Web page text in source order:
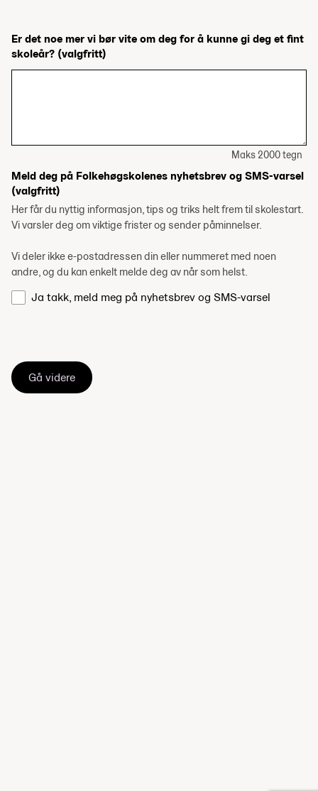
Er det noe mer vi bør vite om deg for å kunne gi deg et fint
skoleår? (valgfritt)
Maks 2000 tegn
Meld deg på Folkehøgskolenes nyhetsbrev og SMS-varsel
(valgfritt)
Her får du nyttig informasjon, tips og triks helt frem til skolestart.
Vi varsler deg om viktige frister og sender påminnelser.
Vi deler ikke e-postadressen din eller nummeret med noen
andre, og du kan enkelt melde deg av når som helst.
Ja takk, meld meg på nyhetsbrev og SMS-varsel
Gå videre